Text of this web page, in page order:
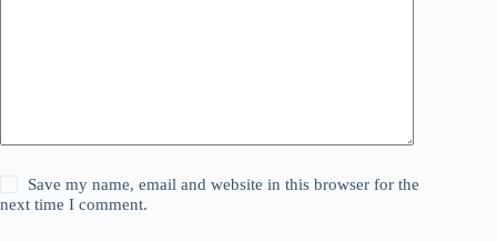
Save my name, email and website in this browser for the
next time I comment.